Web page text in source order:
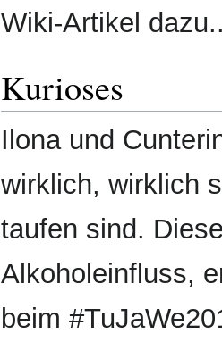
Wiki-Artikel
Kurioses
Ilona und
wirklich, wirklich
taufen sind.
Alkoholeinfluss,
beim